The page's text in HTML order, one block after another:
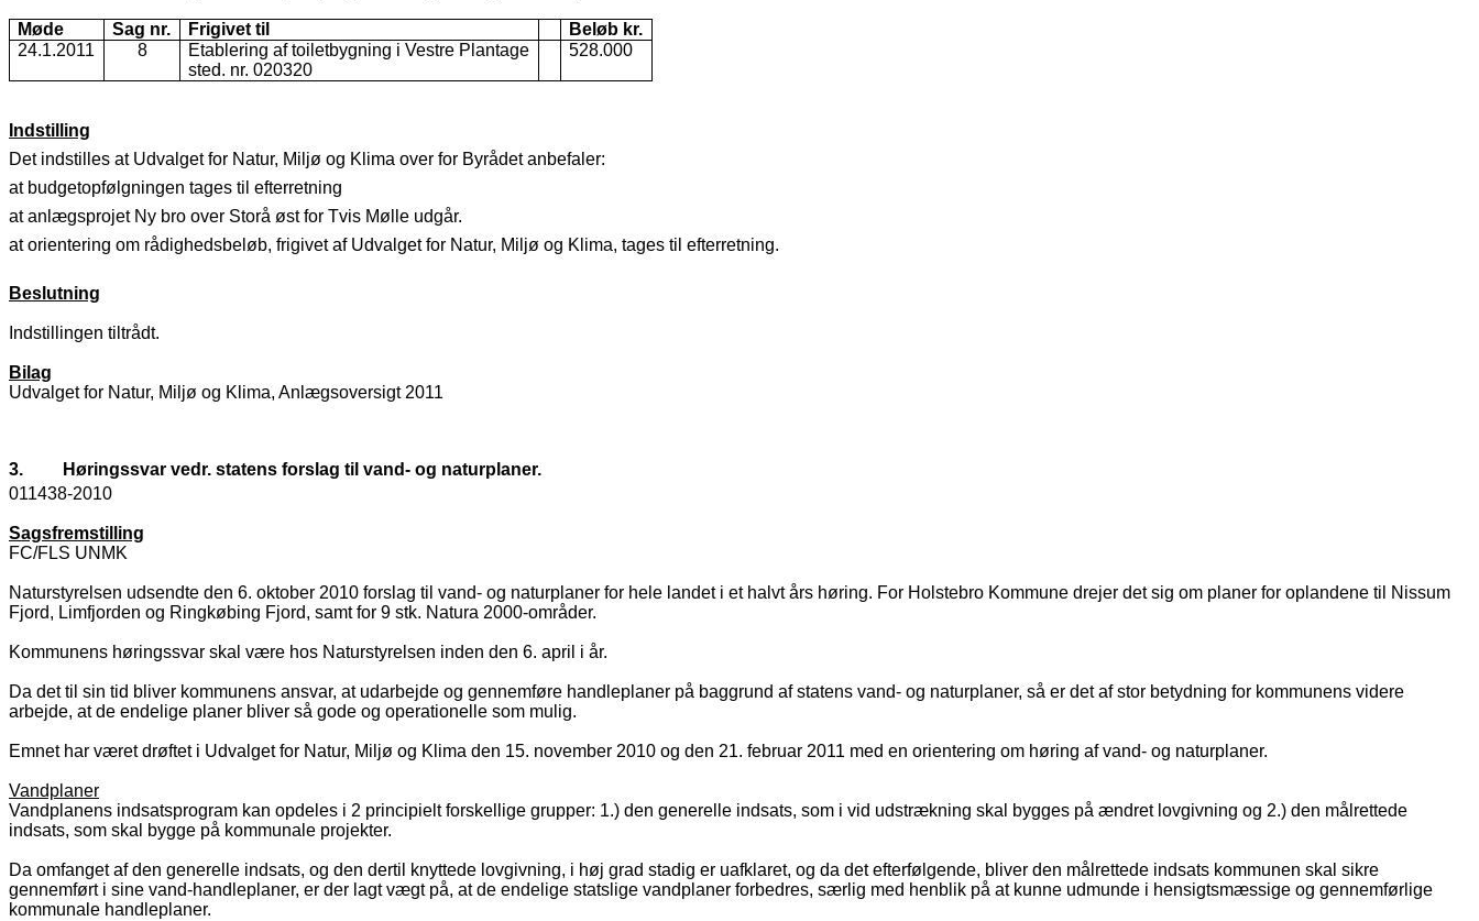
Møde Sag nr. Frigivet til
Beløb kr.
24.1.2011
8
Etablering af toiletbygning i Vestre Plantage
sted. nr. 020320
528.000
Indstilling
Det indstilles at Udvalget for Natur, Miljø og Klima over for Byrådet anbefaler:
at budgetopfølgningen tages til efterretning
at anlægsprojet Ny bro over Storå øst for Tvis Mølle udgår.
at orientering om rådighedsbeløb, frigivet af Udvalget for Natur, Miljø og Klima, tages til efterretning.
Beslutning
Indstillingen tiltrådt.
Bilag
Udvalget for Natur, Miljø og Klima, Anlægsoversigt 2011
3.
Høringssvar vedr. statens forslag til vand- og naturplaner.
011438-2010
Sagsfremstilling
FC/FLS UNMK
Naturstyrelsen udsendte den 6. oktober 2010 forslag til vand- og naturplaner for hele landet i et halvt års høring. For Holstebro Kommune drejer det sig om planer for oplandene til Nissum
Fjord, Limfjorden og Ringkøbing Fjord, samt for 9 stk. Natura 2000-områder.
Kommunens høringssvar skal være hos Naturstyrelsen inden den 6. april i år.
Da det til sin tid bliver kommunens ansvar, at udarbejde og gennemføre handleplaner på baggrund af statens vand- og naturplaner, så er det af stor betydning for kommunens videre
arbejde, at de endelige planer bliver så gode og operationelle som mulig.
Emnet har været drøftet i Udvalget for Natur, Miljø og Klima den 15. november 2010 og den 21. februar 2011 med en orientering om høring af vand- og naturplaner.
Vandplaner
Vandplanens indsatsprogram kan opdeles i 2 principielt forskellige grupper: 1.) den generelle indsats, som i vid udstrækning skal bygges på ændret lovgivning og 2.) den målrettede
indsats, som skal bygge på kommunale projekter.
Da omfanget af den generelle indsats, og den dertil knyttede lovgivning, i høj grad stadig er uafklaret, og da det efterfølgende, bliver den målrettede indsats kommunen skal sikre
gennemført i sine vand-handleplaner, er der lagt vægt på, at de endelige statslige vandplaner forbedres, særlig med henblik på at kunne udmunde i hensigtsmæssige og gennemførlige
kommunale handleplaner.